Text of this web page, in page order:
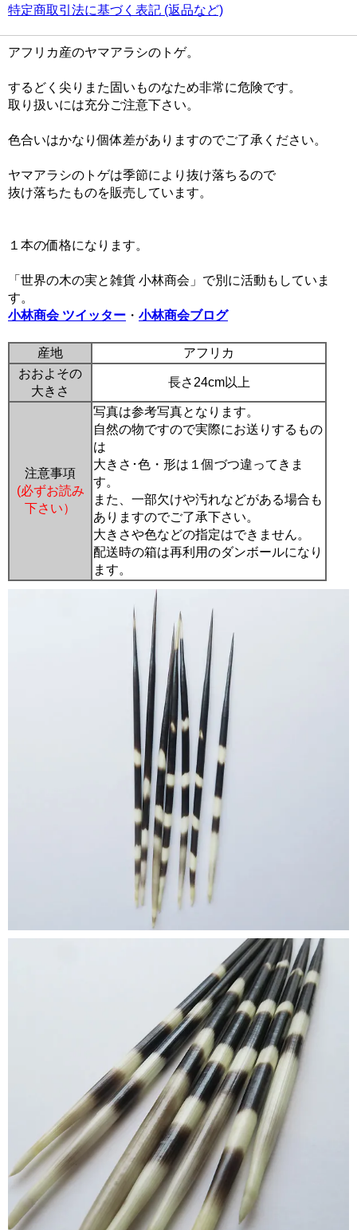
特定商取引法に基づく表記 (返品など)
アフリカ産のヤマアラシのトゲ。
するどく尖りまた固いものなため非常に危険です。
取り扱いには充分ご注意下さい。
色合いはかなり個体差がありますのでご了承ください。
ヤマアラシのトゲは季節により抜け落ちるので
抜け落ちたものを販売しています。
１本の価格になります。
「世界の木の実と雑貨 小林商会」で別に活動もしていま
す。
小林商会 ツイッター ・ 小林商会ブログ
産地
アフリカ
おおよその
大きさ
長さ24cm以上
注意事項
(必ずお読み
下さい）
写真は参考写真となります。
自然の物ですので実際にお送りするもの
は
大きさ･色・形は１個づつ違ってきま
す。
また、一部欠けや汚れなどがある場合も
ありますのでご了承下さい。
大きさや色などの指定はできません。
配送時の箱は再利用のダンボールになり
ます。